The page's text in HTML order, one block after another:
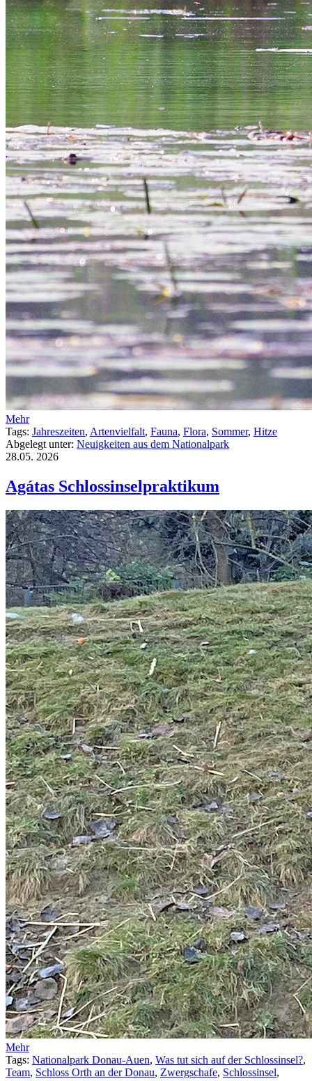
Mehr
Tags: Jahreszeiten, Artenvielfalt, Fauna, Flora, Sommer, Hitze
Abgelegt unter: Neuigkeiten aus dem Nationalpark
28.05. 2026
Agátas Schlossinselpraktikum
Mehr
Tags: Nationalpark Donau-Auen, Was tut sich auf der Schlossinsel?,
Team, Schloss Orth an der Donau, Zwergschafe, Schlossinsel,